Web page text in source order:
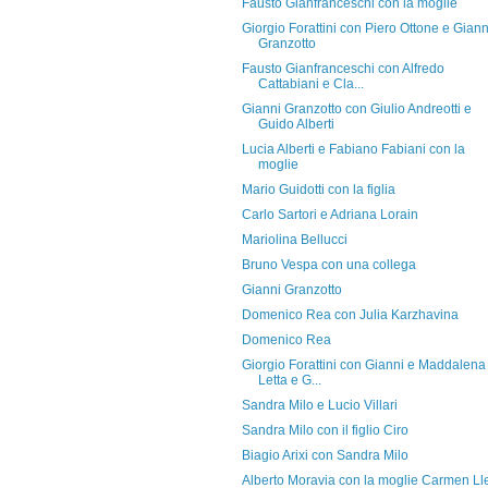
Fausto Gianfranceschi con la moglie
Giorgio Forattini con Piero Ottone e
Granzotto
Fausto Gianfranceschi con Alfredo
Cattabiani e Cla...
Gianni Granzotto con Giulio Andreotti e
Guido Alberti
Lucia Alberti e Fabiano Fabiani con la
moglie
Mario Guidotti con la figlia
Carlo Sartori e Adriana Lorain
Mariolina Bellucci
Bruno Vespa con una collega
Gianni Granzotto
Domenico Rea con Julia Karzhavina
Domenico Rea
Giorgio Forattini con Gianni e Maddalena
Letta e G...
Sandra Milo e Lucio Villari
Sandra Milo con il figlio Ciro
Biagio Arixi con Sandra Milo
Alberto Moravia con la moglie Carmen